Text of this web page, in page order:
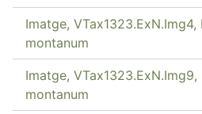
Imatge,
montanum
Imatge,
montanum